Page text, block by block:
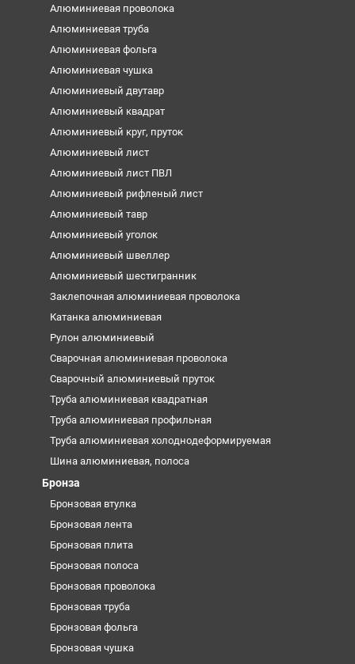
Алюминиевая проволока
Алюминиевая труба
Алюминиевая фольга
Алюминиевая чушка
Алюминиевый двутавр
Алюминиевый квадрат
Алюминиевый круг, пруток
Алюминиевый лист
Алюминиевый лист ПВЛ
Алюминиевый рифленый лист
Алюминиевый тавр
Алюминиевый уголок
Алюминиевый швеллер
Алюминиевый шестигранник
Заклепочная алюминиевая проволока
Катанка алюминиевая
Рулон алюминиевый
Сварочная алюминиевая проволока
Сварочный алюминиевый пруток
Труба алюминиевая квадратная
Труба алюминиевая профильная
Труба алюминиевая холоднодеформируемая
Шина алюминиевая, полоса
Бронза
Бронзовая втулка
Бронзовая лента
Бронзовая плита
Бронзовая полоса
Бронзовая проволока
Бронзовая труба
Бронзовая фольга
Бронзовая чушка